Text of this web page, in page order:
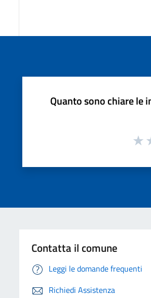
Quanto sono chiare le
Contatta il comune
Leggi le domande frequenti
Richiedi Assistenza